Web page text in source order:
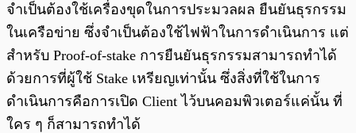
จำเป็นต้องใช้เครื่องขุดในการประมวลผล ยืนยันธุรกรรม
ในเครือข่าย ซึ่งจำเป็นต้องใช้ไฟฟ้าในการดำเนินการ แต่
สำหรับ Proof-of-stake การยืนยันธุรกรรมสามารถทำได้
ด้วยการที่ผู้ใช้ Stake เหรียญเท่านั้น ซึ่งสิ่งที่ใช้ในการ
ดำเนินการคือการเปิด Client ไว้บนคอมพิวเตอร์แค่นั้น ที่
ใคร ๆ ก็สามารถทำได้